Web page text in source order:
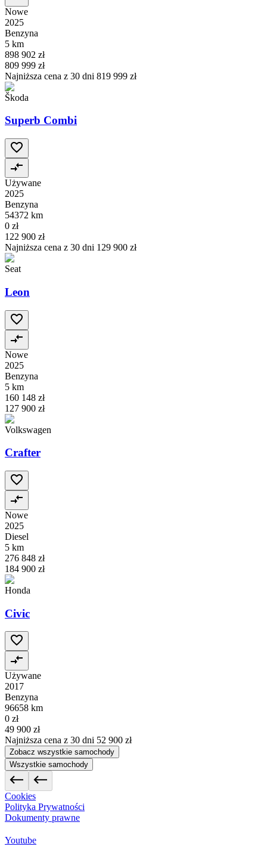
Nowe
2025
Benzyna
5 km
898 902 zł
809 999 zł
Najniższa cena z 30 dni 819 999 zł
Škoda
Superb Combi
Używane
2025
Benzyna
54372 km
0 zł
122 900 zł
Najniższa cena z 30 dni 129 900 zł
Seat
Leon
Nowe
2025
Benzyna
5 km
160 148 zł
127 900 zł
Volkswagen
Crafter
Nowe
2025
Diesel
5 km
276 848 zł
184 900 zł
Honda
Civic
Używane
2017
Benzyna
96658 km
0 zł
49 900 zł
Najniższa cena z 30 dni 52 900 zł
Zobacz wszystkie samochody
Wszystkie samochody
Cookies
Polityka Prywatności
Dokumenty prawne
Youtube